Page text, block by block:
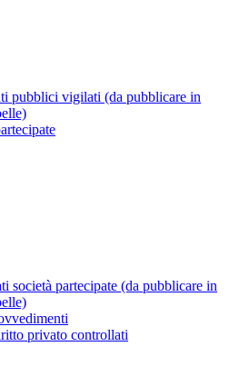
pubblici vigilati (da pubblicare in
società partecipate (da pubblicare in
privato controllati